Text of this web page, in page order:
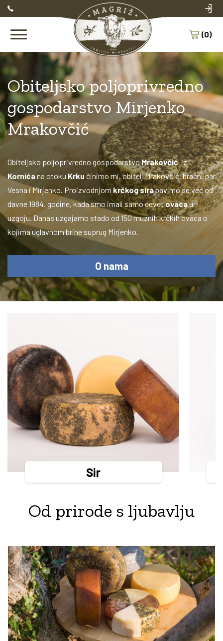
(0)
Obiteljsko poljoprivredno
gospodarstvo Mirjenko
Mrakovčić
Obiteljsko poljoprivredno gospodarstvoMrakovčićiz
Kornićana otoku Krku činimo mi, obitelj Mrakovčić, bračni par
Vesna i Mirjenko. Proizvodnjomkrčkog sirabavimo se već od
davne 1984. godine, kada smo imali samo devetovacau
uzgoju. Danas uzgajamo stado od 150 muznih krčkih ovaca o
kojima uglavnom brine suprug Mirjenko.
O nama
Sir
Od prirode s ljubavlju